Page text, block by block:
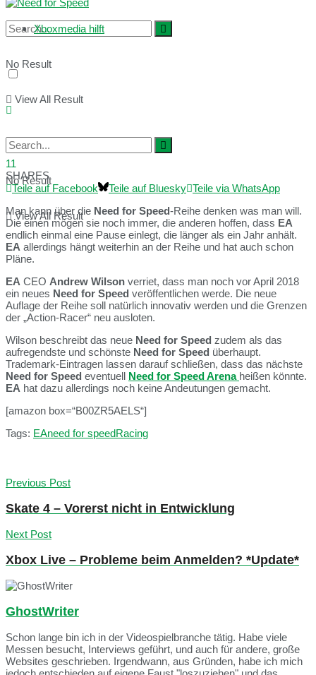
No Result
View All Result
Xboxmedia hilft
No Result
View All Result
11
SHARES
Teile auf Facebook
Teile auf Bluesky Teile via WhatsApp
Man kann über die Need for Speed-Reihe denken was man will.
Die einen mögen sie noch immer, die anderen hoffen, dass EA
endlich einmal eine Pause einlegt, die länger als ein Jahr anhält.
EA allerdings hängt weiterhin an der Reihe und hat auch schon
Pläne.
EA CEO Andrew Wilson verriet, dass man noch vor April 2018
ein neues Need for Speed veröffentlichen werde. Die neue
Auflage der Reihe soll natürlich innovativ werden und die Grenzen
der „Action-Racer“ neu ausloten.
Wilson beschreibt das neue Need for Speed zudem als das
aufregendste und schönste Need for Speed überhaupt.
Trademark-Eintragen lassen darauf schließen, dass das nächste
Need for Speed eventuell Need for Speed Arena heißen könnte.
EA hat dazu allerdings noch keine Andeutungen gemacht.
[amazon box=“B00ZR5AELS“]
Tags: EAneed for speedRacing
Previous Post
Skate 4 – Vorerst nicht in Entwicklung
Next Post
Xbox Live – Probleme beim Anmelden? *Update*
GhostWriter
Schon lange bin ich in der Videospielbranche tätig. Habe viele
Messen besucht, Interviews geführt, und auch für andere, große
Websites geschrieben. Irgendwann, aus Gründen, habe ich mich